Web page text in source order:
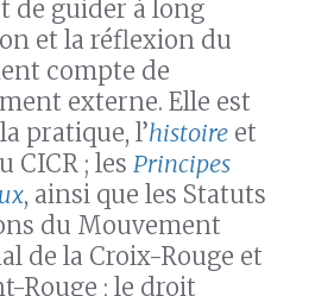
de guider à long
et la réflexion du
compte de
externe. Elle est
pratique, l’histoire et
CICR ; les Principes
, ainsi que les Statuts
du Mouvement
de la Croix-Rouge et
Rouge ; le droit